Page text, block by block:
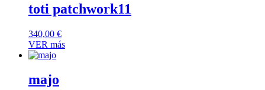
toti patchwork11
340,00 €
VER más
majo